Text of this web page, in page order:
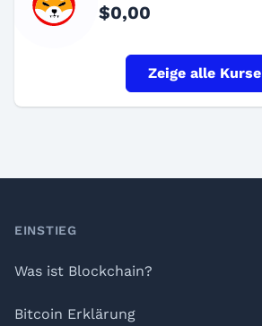
$0,00
Zeige alle Kurse
Footer
EINSTIEG
Was ist Blockchain?
Bitcoin Erklärung